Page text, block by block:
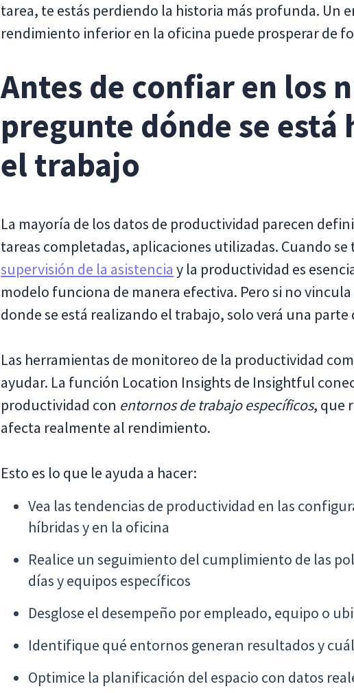
tarea, te estás perdiendo la historia más profunda. Un
rendimiento inferior en la oficina puede prosperar de
Antes de confiar en los
pregunte dónde se está
el trabajo
La mayoría de los datos de productividad parecen
tareas completadas, aplicaciones utilizadas. Cuando se
supervisión de la asistencia y la productividad es
modelo funciona de manera efectiva. Pero si no
donde se está realizando el trabajo, solo verá una parte
Las herramientas de monitoreo de la productividad
ayudar. La función Location Insights de Insightful
productividad con entornos de trabajo específicos, que
afecta realmente al rendimiento.
Esto es lo que le ayuda a hacer:
Vea las tendencias de productividad en las
híbridas y en la oficina
Realice un seguimiento del cumplimiento de las
días y equipos específicos
Desglose el desempeño por empleado, equipo o
Identifique qué entornos generan resultados y
Optimice la planificación del espacio con datos